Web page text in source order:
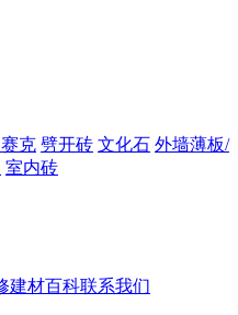
克 劈开砖 文化石 外墙薄板/
室内砖
建材百科联系我们